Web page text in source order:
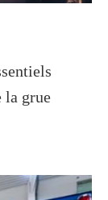
la grue